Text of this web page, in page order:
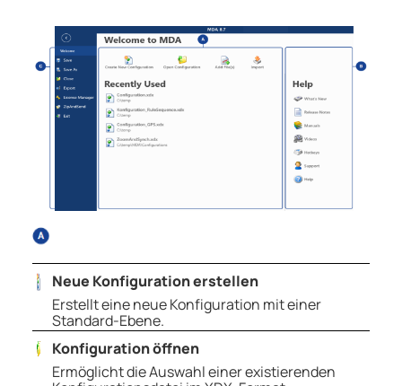
Neue Konfiguration erstellen
Erstellt eine neue Konfiguration mit einer
Standard-Ebene.
Konfiguration öffnen
Ermöglicht die Auswahl einer existierenden